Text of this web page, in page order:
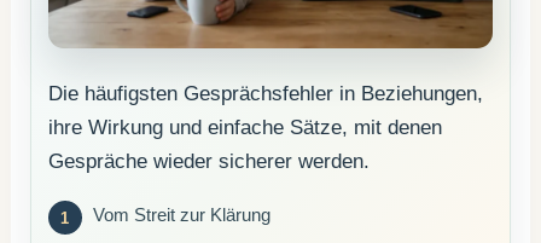
Die häufigsten Gesprächsfehler in Beziehungen,
ihre Wirkung und einfache Sätze, mit denen
Gespräche wieder sicherer werden.
Vom Streit zur Klärung